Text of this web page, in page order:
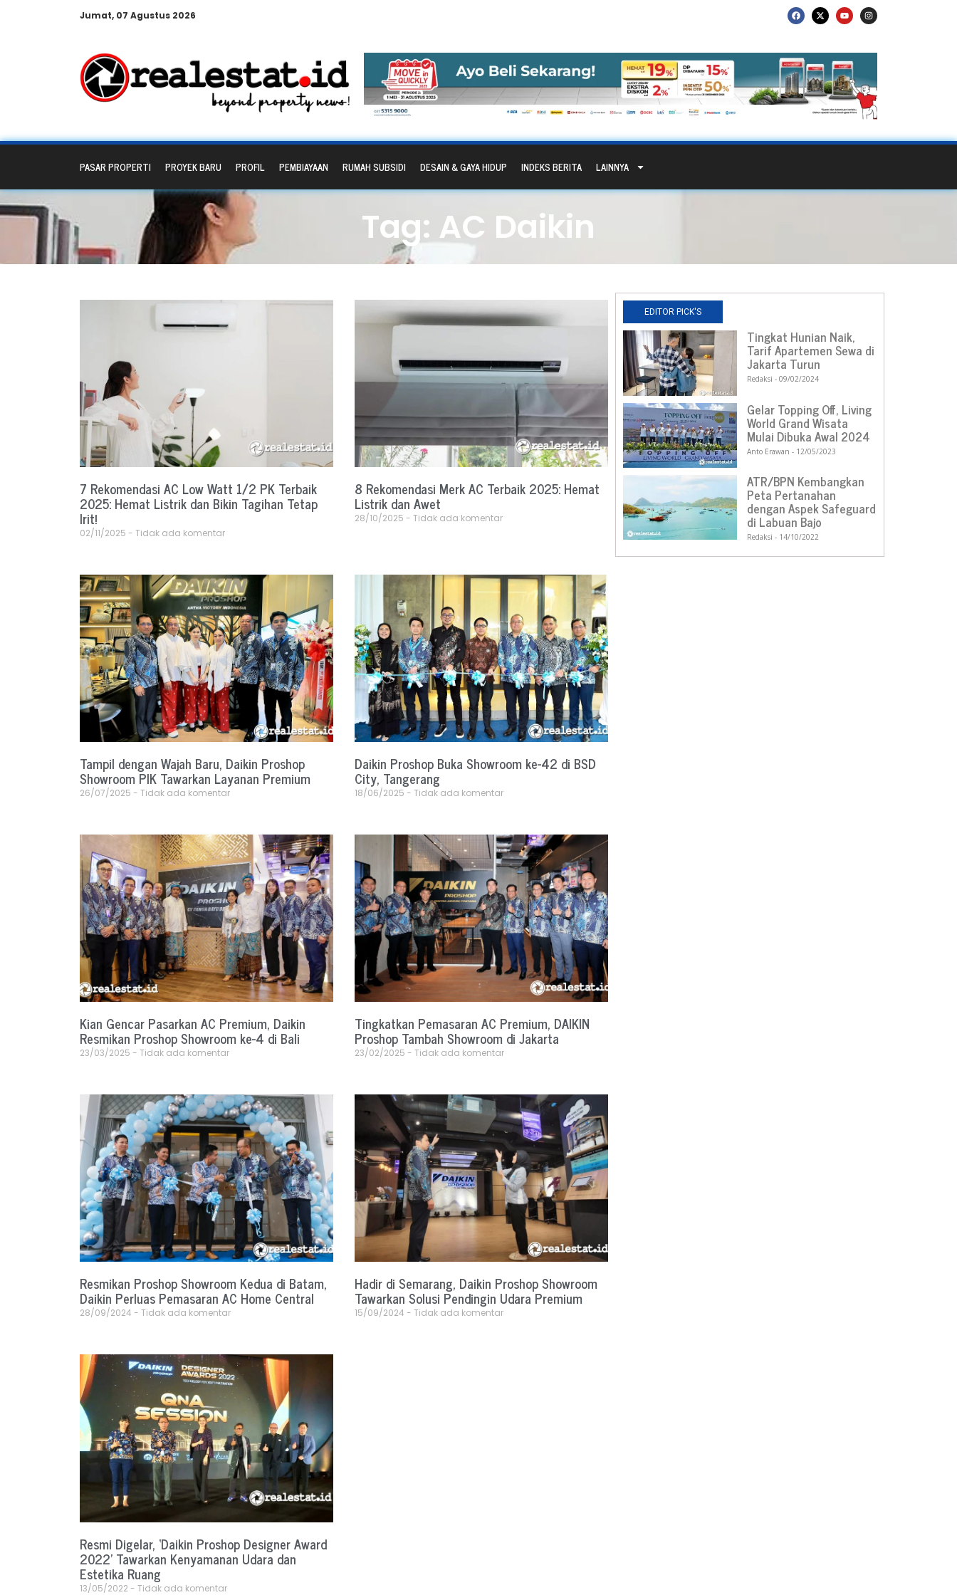
Jumat, 07 Agustus 2026
PASAR PROPERTI PROYEK BARU PROFIL PEMBIAYAAN RUMAH SUBSIDI DESAIN & GAYA HIDUP INDEKS BERITA LAINNYA
Tag: AC Daikin
7 Rekomendasi AC Low Watt 1/2 PK Terbaik
2025: Hemat Listrik dan Bikin Tagihan Tetap
Irit!
02/11/2025 Tidak ada komentar
8 Rekomendasi Merk AC Terbaik 2025: Hemat
Listrik dan Awet
28/10/2025 Tidak ada komentar
Tampil dengan Wajah Baru, Daikin Proshop
Showroom PIK Tawarkan Layanan Premium
26/07/2025 Tidak ada komentar
Daikin Proshop Buka Showroom ke-42 di BSD
City, Tangerang
18/06/2025 Tidak ada komentar
Kian Gencar Pasarkan AC Premium, Daikin
Resmikan Proshop Showroom ke-4 di Bali
23/03/2025 Tidak ada komentar
Tingkatkan Pemasaran AC Premium, DAIKIN
Proshop Tambah Showroom di Jakarta
23/02/2025 Tidak ada komentar
Resmikan Proshop Showroom Kedua di Batam,
Daikin Perluas Pemasaran AC Home Central
28/09/2024 Tidak ada komentar
Hadir di Semarang, Daikin Proshop Showroom
Tawarkan Solusi Pendingin Udara Premium
15/09/2024 Tidak ada komentar
Resmi Digelar, ‘Daikin Proshop Designer Award
2022’ Tawarkan Kenyamanan Udara dan
Estetika Ruang
13/05/2022 Tidak ada komentar
EDITOR PICK'S
Tingkat Hunian Naik,
Tarif Apartemen Sewa di
Jakarta Turun
Redaksi 09/02/2024
Gelar Topping Off, Living
World Grand Wisata
Mulai Dibuka Awal 2024
Anto Erawan 12/05/2023
ATR/BPN Kembangkan
Peta Pertanahan
dengan Aspek Safeguard
di Labuan Bajo
Redaksi 14/10/2022